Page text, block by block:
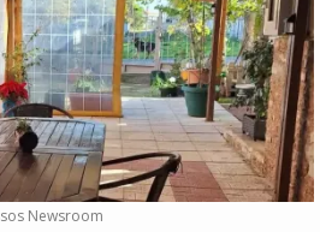
Newsroom